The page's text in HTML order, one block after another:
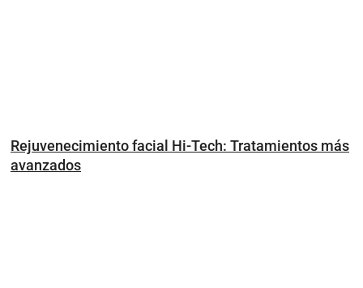
Rejuvenecimiento facial Hi-Tech: Tratamientos más
avanzados